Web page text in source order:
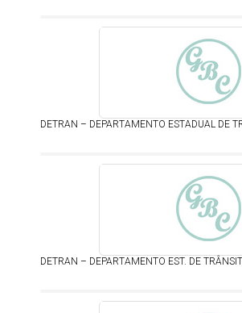
DETRAN – DEPARTAMENTO ESTADUAL DE
DETRAN – DEPARTAMENTO EST. DE